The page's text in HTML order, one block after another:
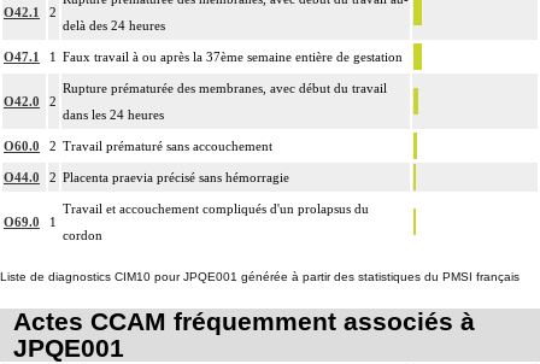
O42.1 2
delà des 24 heures
O47.1 1 Faux travail à ou après la 37ème semaine entière de gestation
O42.0 2
Rupture prématurée des membranes, avec début du travail
dans les 24 heures
O60.0 2 Travail prématuré sans accouchement
O44.0 2 Placenta praevia précisé sans hémorragie
O69.0 1
Travail et accouchement compliqués d'un prolapsus du
cordon
Liste de diagnostics CIM10 pour JPQE001 générée à partir des statistiques du PMSI français
Actes CCAM fréquemment associés à
JPQE001